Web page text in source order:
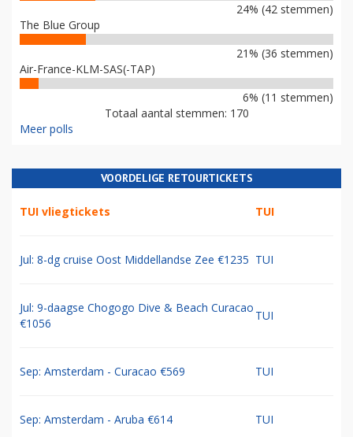
24% (42 stemmen)
The Blue Group
21% (36 stemmen)
Air-France-KLM-SAS(-TAP)
6% (11 stemmen)
Totaal aantal stemmen: 170
Meer polls
VOORDELIGE RETOURTICKETS
TUI vliegtickets TUI
Jul: 8-dg cruise Oost Middellandse Zee €1235 TUI
Jul: 9-daagse Chogogo Dive & Beach Curacao
€1056
TUI
Sep: Amsterdam - Curacao €569 TUI
Sep: Amsterdam - Aruba €614 TUI